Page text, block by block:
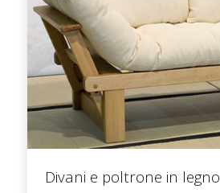
Divani e poltrone in legno